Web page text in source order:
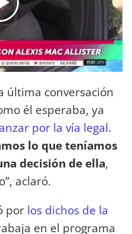
última conversación
él esperaba, ya
por la vía legal.
lo que teníamos
decisión de ella,
aclaró.
por los dichos de la
en el programa